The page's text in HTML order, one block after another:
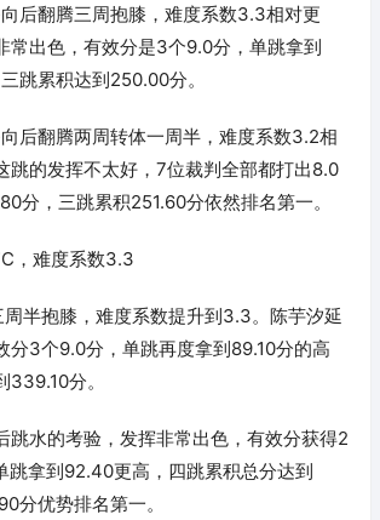
后翻腾三周抱膝，难度系数3.3相对更
常出色，有效分是3个9.0分，单跳拿到
跳累积达到250.00分。
后翻腾两周转体一周半，难度系数3.2相
跳的发挥不太好，7位裁判全部都打出8.0
分，三跳累积251.60分依然排名第一。
，难度系数3.3
半抱膝，难度系数提升到3.3。陈芋汐延
分3个9.0分，单跳再度拿到89.10分的高
分。
跳水的考验，发挥非常出色，有效分获得2
跳拿到92.40更高，四跳累积总分达到
分优势排名第一。